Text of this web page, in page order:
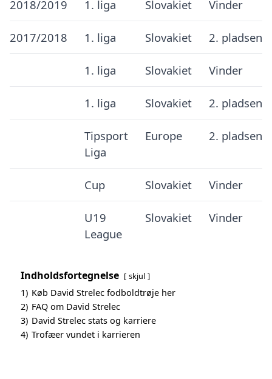
2018/2019 1. liga Slovakiet Vinder
2017/2018 1. liga Slovakiet 2. pladsen
1. liga Slovakiet Vinder
1. liga Slovakiet 2. pladsen
Tipsport
Liga
Europe 2. pladsen
Cup Slovakiet Vinder
U19
League
Slovakiet Vinder
Indholdsfortegnelse skjul
1) Køb David Strelec fodboldtrøje her
2) FAQ om David Strelec
3) David Strelec stats og karriere
4) Trofæer vundet i karrieren